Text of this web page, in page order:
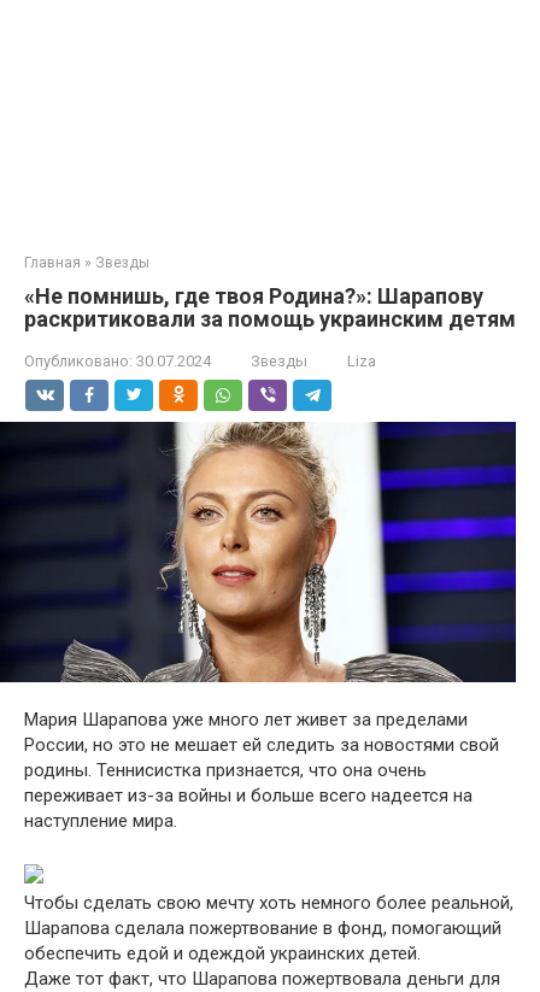
Главная » Звезды
«Не помнишь, где твоя Родина?»: Шарапову
раскритиковали за помощь украинским детям
Опубликовано: 30.07.2024 Звезды Liza
Мария Шарапова уже много лет живет за пределами
России, но это не мешает ей следить за новостями свой
родины. Теннисистка признается, что она очень
переживает из-за войны и больше всего надеется на
наступление мира.
Чтобы сделать свою мечту хоть немного более реальной,
Шарапова сделала пожертвование в фонд, помогающий
обеспечить едой и одеждой украинских детей.
Даже тот факт, что Шарапова пожертвовала деньги для